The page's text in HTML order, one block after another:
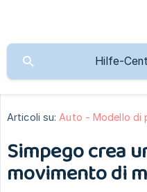
Articoli su: Auto - Modello di
Simpego crea
movimento di